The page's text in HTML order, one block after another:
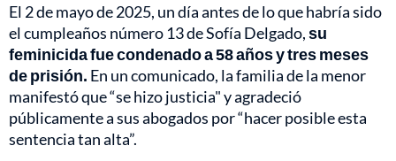
El 2 de mayo de 2025, un día antes de lo que habría sido
el cumpleaños número 13 de Sofía Delgado,su
feminicida fue condenado a 58 años y tres meses
de prisión. En un comunicado, la familia de la menor
manifestó que “se hizo justicia" y agradeció
públicamente a sus abogados por “hacer posible esta
sentencia tan alta”.